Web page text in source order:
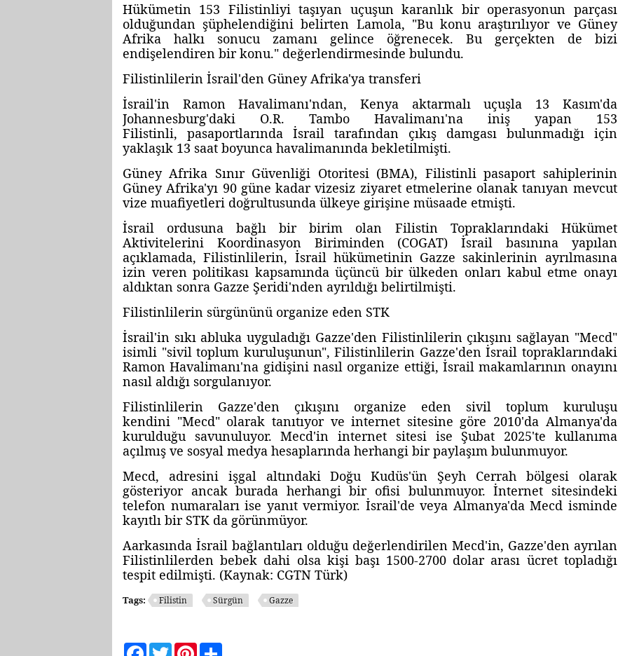
Hükümetin 153 Filistinliyi taşıyan uçuşun karanlık bir operasyonun parçası
olduğundan şüphelendiğini belirten Lamola, "Bu konu araştırılıyor ve Güney
Afrika halkı sonucu zamanı gelince öğrenecek. Bu gerçekten de bizi
endişelendiren bir konu." değerlendirmesinde bulundu.
Filistinlilerin İsrail'den Güney Afrika'ya transferi
İsrail'in Ramon Havalimanı'ndan, Kenya aktarmalı uçuşla 13 Kasım'da
Johannesburg'daki O.R. Tambo Havalimanı'na iniş yapan 153
Filistinli, pasaportlarında İsrail tarafından çıkış damgası bulunmadığı için
yaklaşık 13 saat boyunca havalimanında bekletilmişti.
Güney Afrika Sınır Güvenliği Otoritesi (BMA), Filistinli pasaport sahiplerinin
Güney Afrika'yı 90 güne kadar vizesiz ziyaret etmelerine olanak tanıyan mevcut
vize muafiyetleri doğrultusunda ülkeye girişine müsaade etmişti.
İsrail ordusuna bağlı bir birim olan Filistin Topraklarındaki Hükümet
Aktivitelerini Koordinasyon Biriminden (COGAT) İsrail basınına yapılan
açıklamada, Filistinlilerin, İsrail hükümetinin Gazze sakinlerinin ayrılmasına
izin veren politikası kapsamında üçüncü bir ülkeden onları kabul etme onayı
aldıktan sonra Gazze Şeridi'nden ayrıldığı belirtilmişti.
Filistinlilerin sürgününü organize eden STK
İsrail'in sıkı abluka uyguladığı Gazze'den Filistinlilerin çıkışını sağlayan "Mecd"
isimli "sivil toplum kuruluşunun", Filistinlilerin Gazze'den İsrail topraklarındaki
Ramon Havalimanı'na gidişini nasıl organize ettiği, İsrail makamlarının onayını
nasıl aldığı sorgulanıyor.
Filistinlilerin Gazze'den çıkışını organize eden sivil toplum kuruluşu
kendini "Mecd" olarak tanıtıyor ve internet sitesine göre 2010'da Almanya'da
kurulduğu savunuluyor. Mecd'in internet sitesi ise Şubat 2025'te kullanıma
açılmış ve sosyal medya hesaplarında herhangi bir paylaşım bulunmuyor.
Mecd, adresini işgal altındaki Doğu Kudüs'ün Şeyh Cerrah bölgesi olarak
gösteriyor ancak burada herhangi bir ofisi bulunmuyor. İnternet sitesindeki
telefon numaraları ise yanıt vermiyor. İsrail'de veya Almanya'da Mecd isminde
kayıtlı bir STK da görünmüyor.
Aarkasında İsrail bağlantıları olduğu değerlendirilen Mecd'in, Gazze'den ayrılan
Filistinlilerden bebek dahi olsa kişi başı 1500-2700 dolar arası ücret topladığı
tespit edilmişti. (Kaynak: CGTN Türk)
Tags: Filistin Sürgün Gazze
FacebookTwitterPinterest